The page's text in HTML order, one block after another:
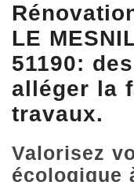
LE
51190:
alléger la
travaux.
Valorisez
écologique